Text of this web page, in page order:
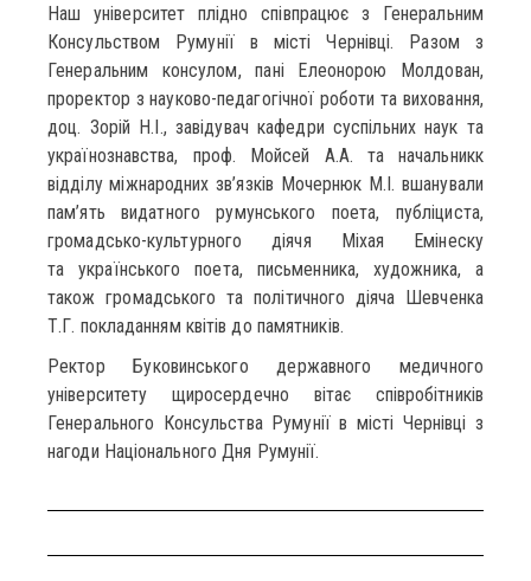
Наш університет плідно співпрацює з Генеральним
Консульством Румунії в місті Чернівці. Разом з
Генеральним консулом, пані Елеонорою Молдован,
проректор з науково-педагогічної роботи та виховання,
доц. Зорій Н.І., завідувач кафедри суспільних наук та
українознавства, проф. Мойсей А.А. та начальникк
відділу міжнародних зв’язків Мочернюк М.І. вшанували
пам’ять видатного румунського поета, публіциста,
громадсько-культурного діячя Міхая Емінеску
та українського поета, письменника, художника, а
також громадського та політичного діяча Шевченка
Т.Г. покладанням квітів до памятників.
Ректор Буковинського державного медичного
університету щиросердечно вітає співробітників
Генерального Консульства Румунії в місті Чернівці з
нагоди Національного Дня Румунії.